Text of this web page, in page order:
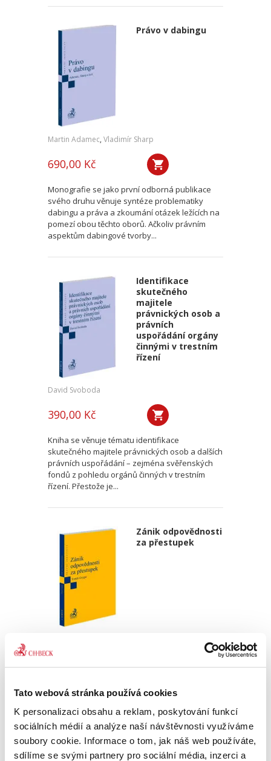
Tato webová stránka používá cookies
K personalizaci obsahu a reklam, poskytování funkcí
sociálních médií a analýze naší návštěvnosti využíváme
soubory cookie. Informace o tom, jak náš web používáte,
sdílíme se svými partnery pro sociální média, inzerci a
Právo v dabingu
Martin Adamec, Vladimír Sharp
690,00 Kč
Monografie se jako první odborná publikace
svého druhu věnuje syntéze problematiky
dabingu a práva a zkoumání otázek ležících na
pomezí obou těchto oborů. Ačkoliv právním
aspektům dabingové tvorby...
Identifikace
skutečného
majitele
právnických osob a
právních
uspořádání orgány
činnými v trestním
řízení
David Svoboda
390,00 Kč
Kniha se věnuje tématu identifikace
skutečného majitele právnických osob a dalších
právních uspořádání – zejména svěřenských
fondů z pohledu orgánů činných v trestním
řízení. Přestože je...
Zánik odpovědnosti
za přestupek
550,00 Kč
Publikace je primárně určena odborníkům z řad
advokátům, akademikům, soudcům správních
soudů nebo pracovníkům správních úřadů
všech druhů a stupňů. Představuje...